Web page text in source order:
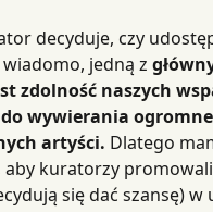
decyduje, czy
wiadomo, jedną z
zdolność naszych
wywierania
artyści. Dlatego
aby kuratorzy
się dać szansę) w